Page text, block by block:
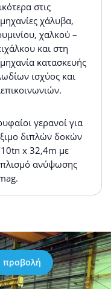
στις
χάλυβα,
χαλκού –
και στη
κατασκευής
ισχύος και
γερανοί για
διπλών δοκών
x 32,4m με
ανύψωσης
προβολή